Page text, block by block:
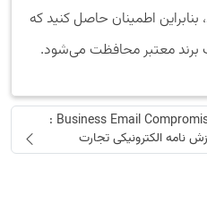
اطمینان حاصل کنید که
برند معتبر محافظت می‌شود.
Business Email Compromise (BEC) :
نامه الکترونیکی تجارت